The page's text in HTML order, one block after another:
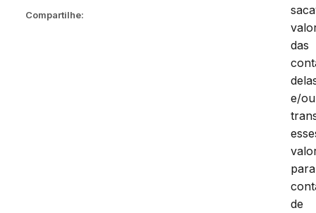
Compartilhe:
das
e/ou
para
de